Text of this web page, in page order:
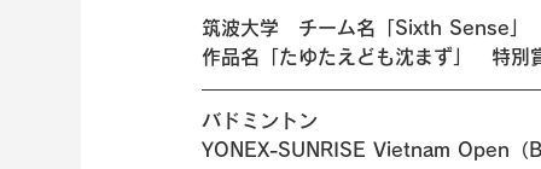
筑波大学　チーム名「Sixth Sense」
作品名「たゆたえども沈まず」　特別
バドミントン
YONEX-SUNRISE Vietnam Open（